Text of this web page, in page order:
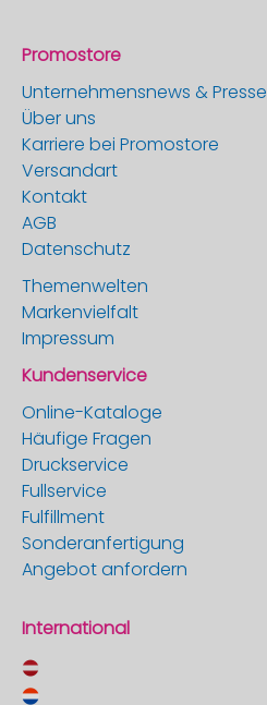
Promostore
Unternehmensnews & Presse
Über uns
Karriere bei Promostore
Versandart
Kontakt
AGB
Datenschutz
Themenwelten
Markenvielfalt
Impressum
Kundenservice
Online-Kataloge
Häufige Fragen
Druckservice
Fullservice
Fulfillment
Sonderanfertigung
Angebot anfordern
International